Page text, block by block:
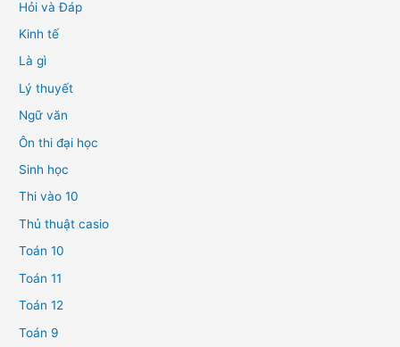
Hỏi và Đáp
Kinh tế
Là gì
Lý thuyết
Ngữ văn
Ôn thi đại học
Sinh học
Thi vào 10
Thủ thuật casio
Toán 10
Toán 11
Toán 12
Toán 9